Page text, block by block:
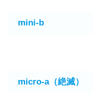
mini-b
micro-a（絶滅）